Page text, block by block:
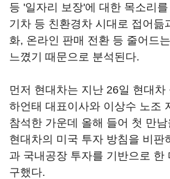
등 '일자리 보장'에 대한 목소리
기차 등 친환경차 시대로 접어듦
화, 온라인 판매 전환 등 줄어드
느꼈기 때문으로 분석된다.
먼저 현대차는 지난 26일 현대차
하언태 대표이사와 이상수 노조
참석한 가운데 올해 들어 첫 만
현대차의 미국 투자 방침을 비판
과 국내공장 투자를 기반으로 한
구했다.